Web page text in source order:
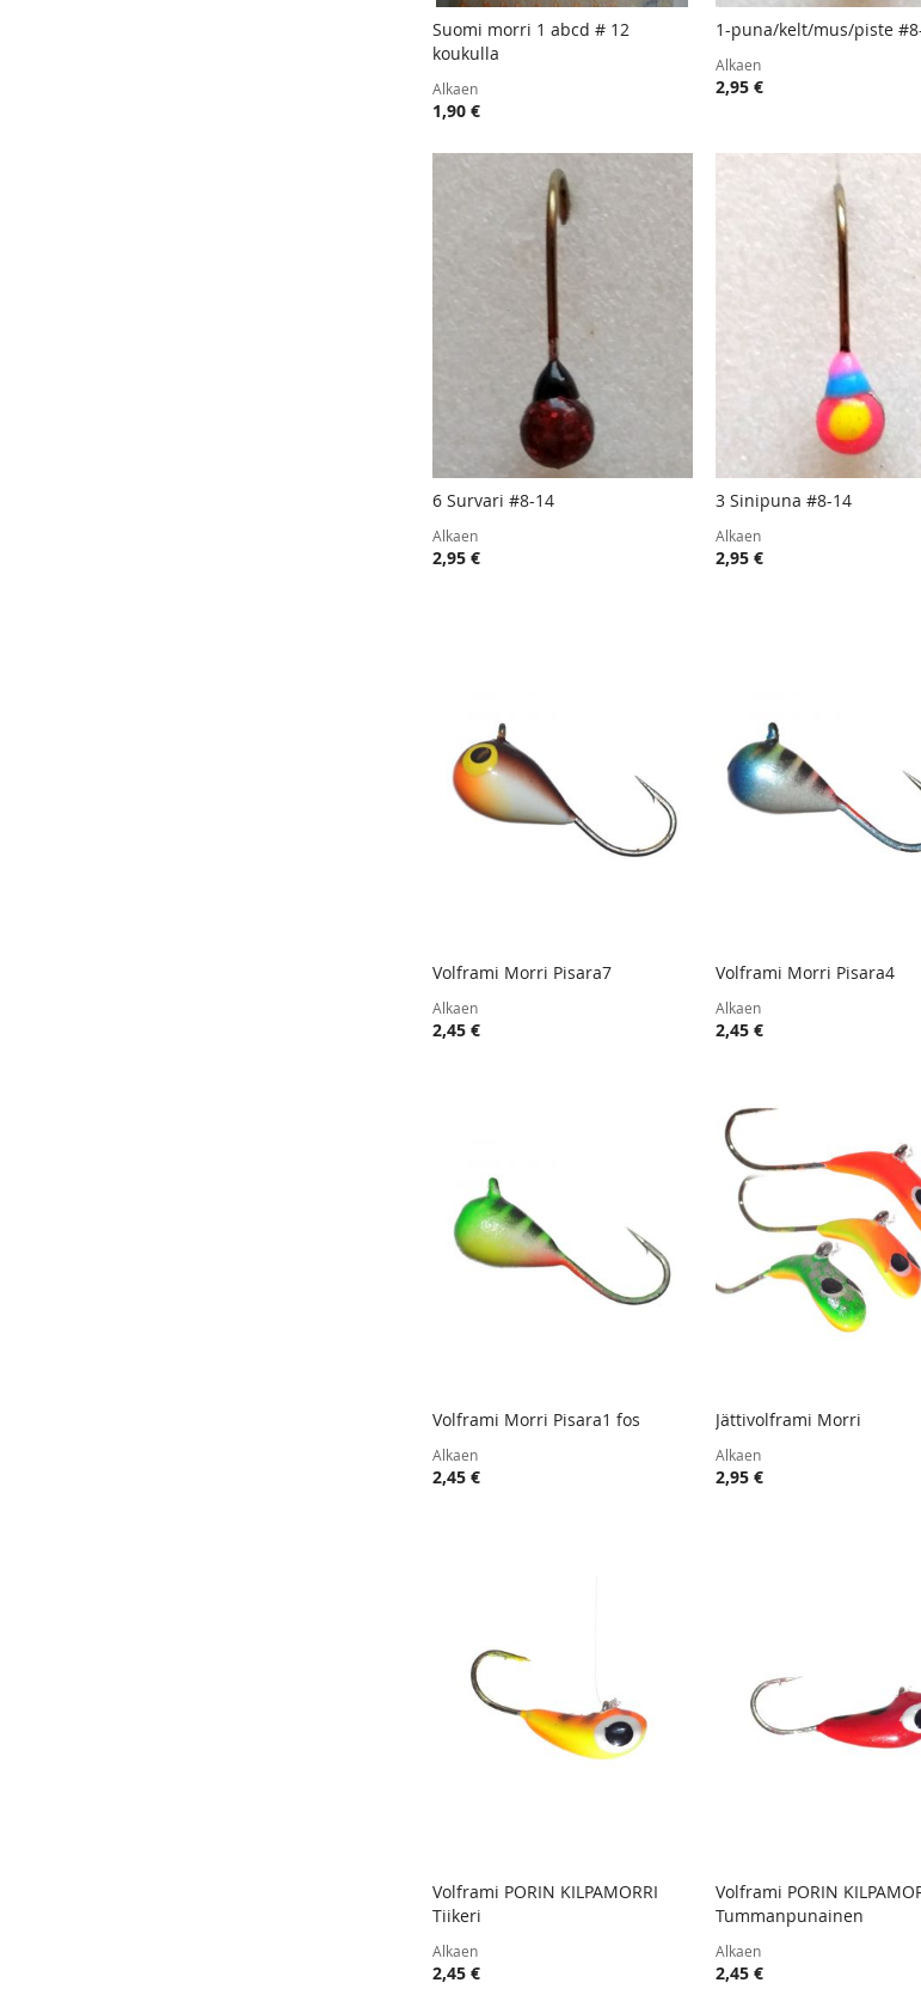
Lisää ostoskoriin
VERTAILUUN
Suomi morri 1 abcd # 12
koukulla
Alkaen
1,90 €
1-puna/kelt/mus/piste
Alkaen
2,95 €
VERTAILUUN
6 Survari #8-14
Alkaen
2,95 €
3 Sinipuna #8-14
Alkaen
2,95 €
VERTAILUUN
Volframi Morri Pisara7
Alkaen
2,45 €
Volframi Morri Pisara4
Alkaen
2,45 €
VERTAILUUN
Volframi Morri Pisara1 fos
Alkaen
2,45 €
Jättivolframi Morri
Alkaen
2,95 €
Lisää ostoskoriin TOIVELISTA
LISÄÄ
Volframi PORIN KILPAMORRI
Tiikeri
Alkaen
2,45 €
Lisää ostoskoriin
Volframi PORIN
Tummanpunainen
Alkaen
2,45 €